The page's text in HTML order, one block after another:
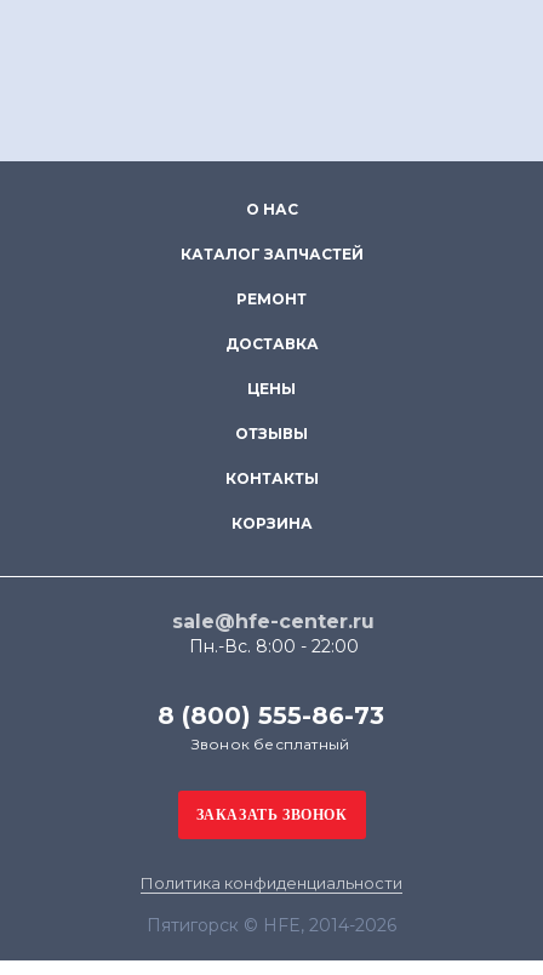
О НАС
КАТАЛОГ ЗАПЧАСТЕЙ
РЕМОНТ
ДОСТАВКА
ЦЕНЫ
ОТЗЫВЫ
КОНТАКТЫ
КОРЗИНА
sale@hfe-center.ru
Пн.-Вс. 8:00 - 22:00
8 (800) 555-86-73
Звонок бесплатный
Политика конфиденциальности
Пятигорск © HFE, 2014-2026